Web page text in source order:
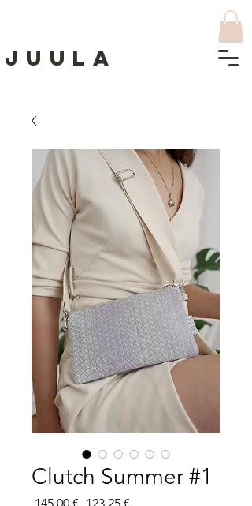
J UULA
Clutch Summer #1
145,00 € Standardpreis
123,25 €